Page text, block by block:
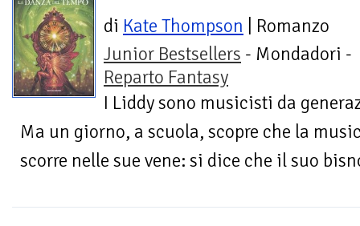
di Kate Thompson | Romanzo
Junior Bestsellers - Mondadori -
Reparto Fantasy
I Liddy sono musicisti da
Ma un giorno, a scuola, scopre che la
scorre nelle sue vene: si dice che il suo